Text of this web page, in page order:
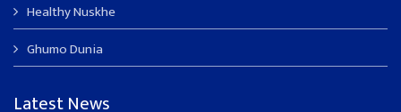
Healthy Nuskhe
Ghumo Dunia
Latest News